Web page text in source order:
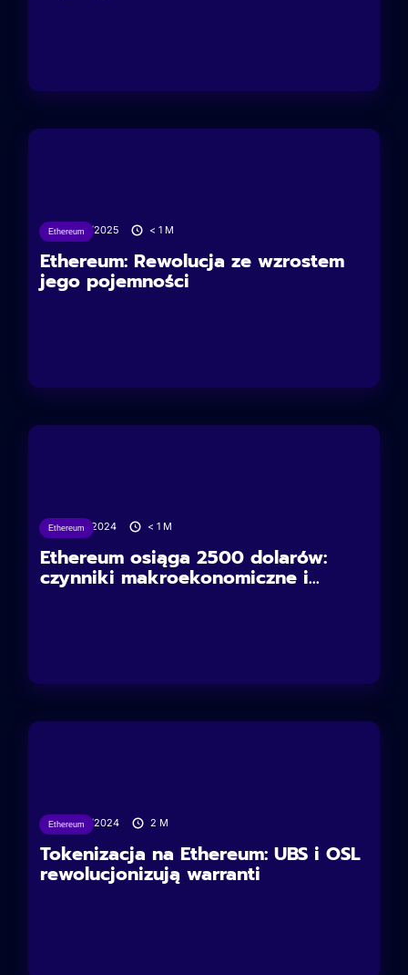
Ethereum
28/04/2025 < 1 M
Ethereum: Rewolucja ze wzrostem
jego pojemności
Ethereum
12/02/2024 < 1 M
Ethereum osiąga 2500 dolarów:
czynniki makroekonomiczne i...
Ethereum
08/02/2024 2 M
Tokenizacja na Ethereum: UBS i OSL
rewolucjonizują warranti